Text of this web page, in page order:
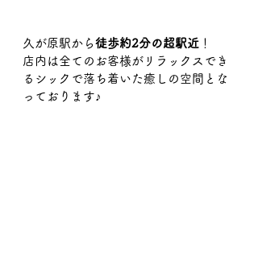
久が原駅から 徒歩約2分の超駅近 ！
店内は全てのお客様がリラックスでき
るシックで落ち着いた癒しの空間とな
っております♪